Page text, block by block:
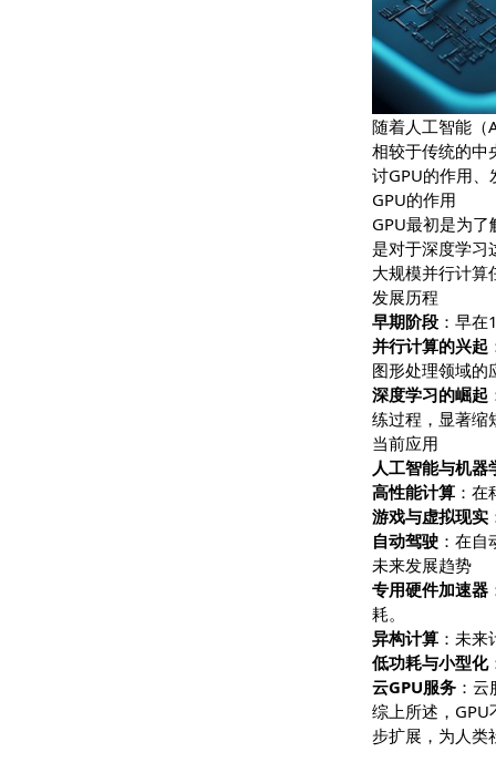
随着人工智
相较于传统
讨GPU的
GPU的作用
GPU最初
是对于深度
大规模并行
发展历程
早期阶段：
并行计算的
图形处理领
深度学习的
练过程，显
当前应用
人工智能与
高性能计算
游戏与虚拟
自动驾驶
未来发展趋
专用硬件加
耗。
异构计算 ：